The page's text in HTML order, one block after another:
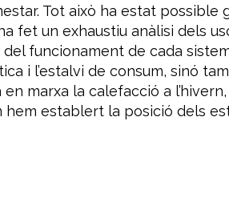
Tot això ha estat possible
fet un exhaustiu anàlisi dels
funcionament de cada
i l’estalvi de consum, sinó
marxa la calefacció a
hem establert la posició dels